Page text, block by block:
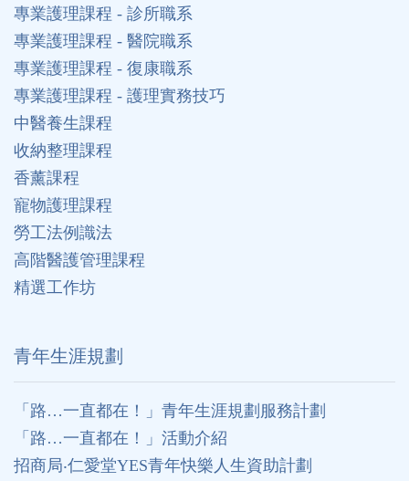
專業護理課程 - 診所職系
專業護理課程 - 醫院職系
專業護理課程 - 復康職系
專業護理課程 - 護理實務技巧
中醫養生課程
收納整理課程
香薰課程
寵物護理課程
勞工法例識法
高階醫護管理課程
精選工作坊
⻘年生涯規劃
「路…一直都在！」青年生涯規劃服務計劃
「路…一直都在！」活動介紹
招商局‧仁愛堂YES青年快樂人生資助計劃